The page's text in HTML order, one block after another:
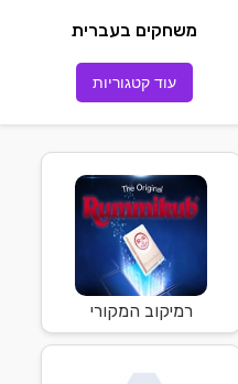
משחקים בעברית
עוד קטגוריות
רמיקוב המקורי